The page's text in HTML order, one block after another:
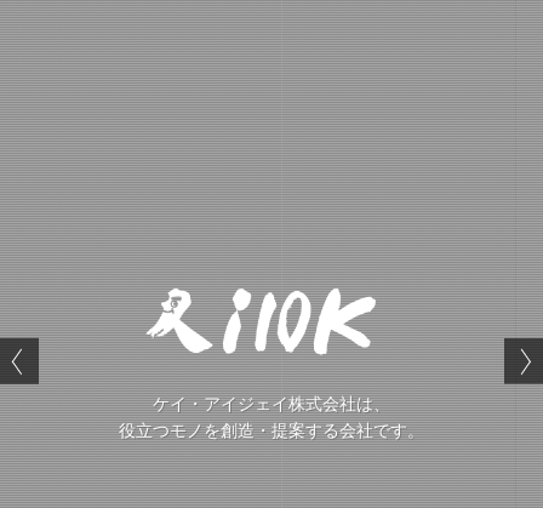
ケイ・アイジェイ株式会社は、
役立つモノを創造・提案する会社です。